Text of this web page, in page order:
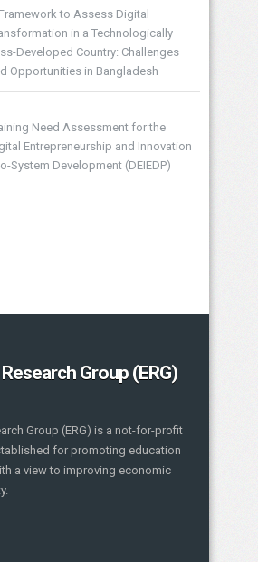
to Assess Digital
in a Technologically
Developed Country: Challenges
Opportunities in Bangladesh
Need Assessment for the
Entrepreneurship and Innovation
System Development (DEIEDP)
Group (ERG)
Group (ERG) is a not-for-profit
for promoting education
a view to improving economic